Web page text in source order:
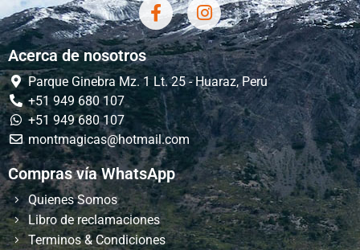
Acerca de nosotros
Parque Ginebra Mz. 1 Lt. 25 - Huaraz, Perú
+51 949 680 107
+51 949 680 107
montmagicas@hotmail.com
Compras vía WhatsApp
Quienes Somos
Libro de reclamaciones
Terminos & Condiciones